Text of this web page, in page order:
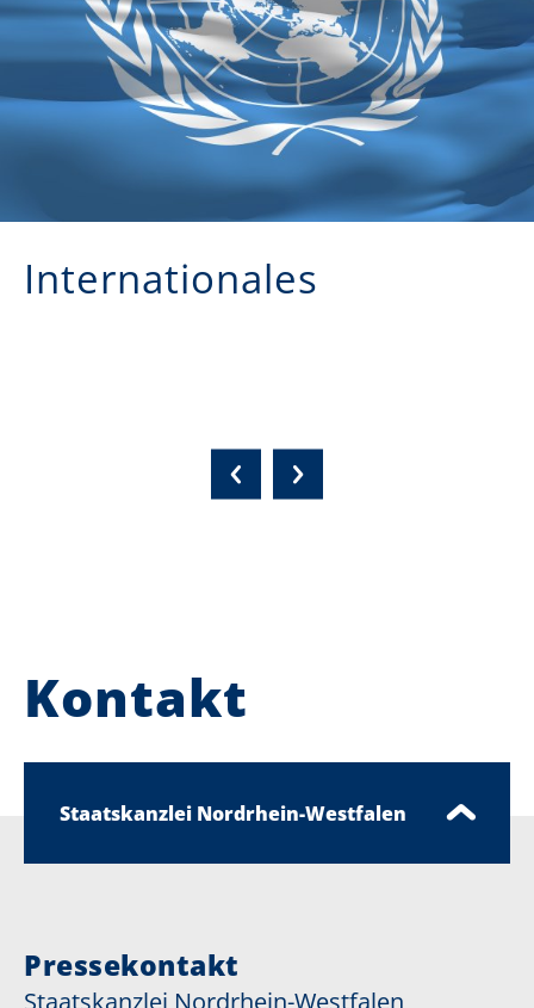
Internationales
Kontakt
Staatskanzlei Nordrhein-Westfalen
Pressekontakt